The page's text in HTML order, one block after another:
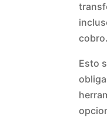
cobro.
Esto